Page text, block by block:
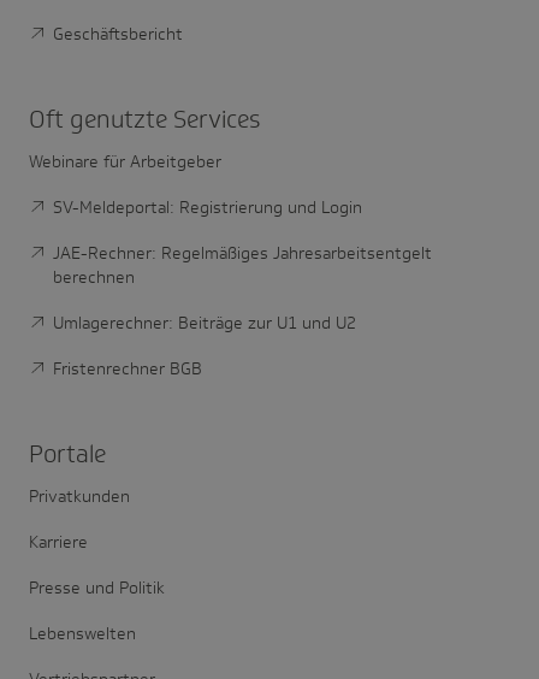
Geschäftsbericht
Oft genutzte Services
Webinare für Arbeitgeber
SV-Meldeportal: Registrierung und Login
JAE-Rechner: Regelmäßiges Jahresarbeitsentgelt
berechnen
Umlagerechner: Beiträge zur U1 und U2
Fristenrechner BGB
Portale
Privatkunden
Karriere
Presse und Politik
Lebenswelten